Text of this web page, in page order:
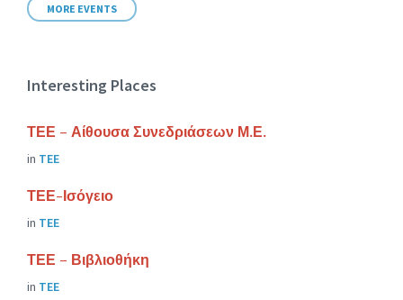
MORE EVENTS
Interesting Places
ΤΕΕ – Αίθουσα Συνεδριάσεων Μ.Ε.
in ΤΕΕ
ΤΕΕ-Ισόγειο
in ΤΕΕ
ΤΕΕ – Βιβλιοθήκη
in ΤΕΕ